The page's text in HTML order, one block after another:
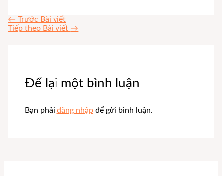
← Trước Bài viết
Tiếp theo Bài viết →
Để lại một bình luận
Bạn phải đăng nhậpđể gửi bình luận.